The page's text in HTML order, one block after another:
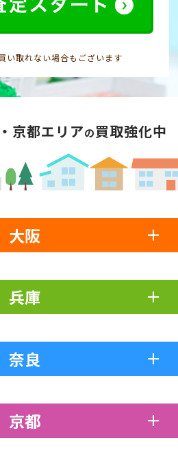
い取れない場合もございます
京都エリアの買取強化中
大阪
兵庫
奈良
京都